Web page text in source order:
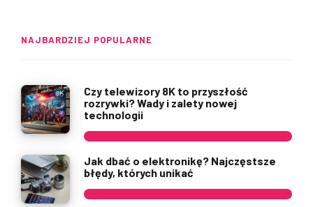
NAJBARDZIEJ POPULARNE
Czy telewizory 8K to przyszłość
rozrywki? Wady i zalety nowej
technologii
Jak dbać o elektronikę? Najczęstsze
błędy, których unikać